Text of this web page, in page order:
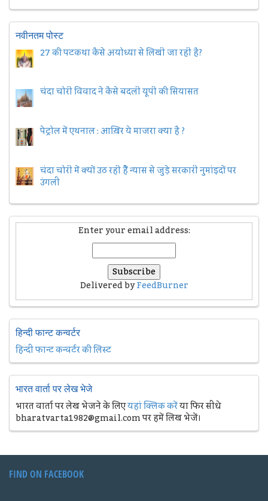
नवीनतम पोस्ट
27 की पटकथा कैसे अयोध्या से लिखी जा रही है?
चंदा चोरी विवाद ने कैसे बदली यूपी की सियासत
पेट्रोल में एथनाल : आख़िर ये माजरा क्या है ?
चंदा चोरी में क्यों उठ रही हैैं न्यास से जुड़े सरकारी नुमांइदों पर
उंगली
Enter your email address:
Delivered byFeedBurner
हिन्दी फान्ट कन्वर्टर
हिन्दी फान्ट कन्वर्टर की लिस्ट
भारत वार्ता पर लेख भेजे
भारत वार्ता पर लेख भेजने के लिएयहां क्लिक करेंया फिर सीधे
bharatvarta1982@gmail.com पर हमें लिख भेजें।
FIND ON FACEBOOK